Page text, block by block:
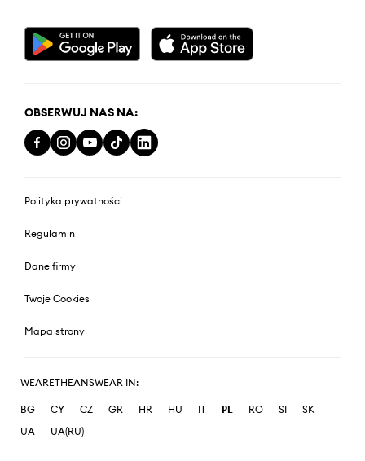
OBSERWUJ NAS NA:
Polityka prywatności
Regulamin
Dane firmy
Twoje Cookies
Mapa strony
WEARETHEANSWEAR IN:
BG CY CZ GR HR HU IT PL RO SI
SK
UA
UA(RU)